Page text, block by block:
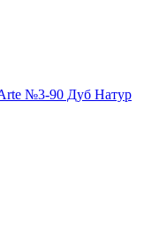
№3-90 Дуб Натур